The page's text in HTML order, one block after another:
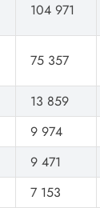
104 971
75 357
13 859
9 974
9 471
7 153